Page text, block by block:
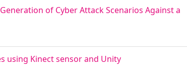
of Cyber Attack Scenarios Against a
using Kinect sensor and Unity